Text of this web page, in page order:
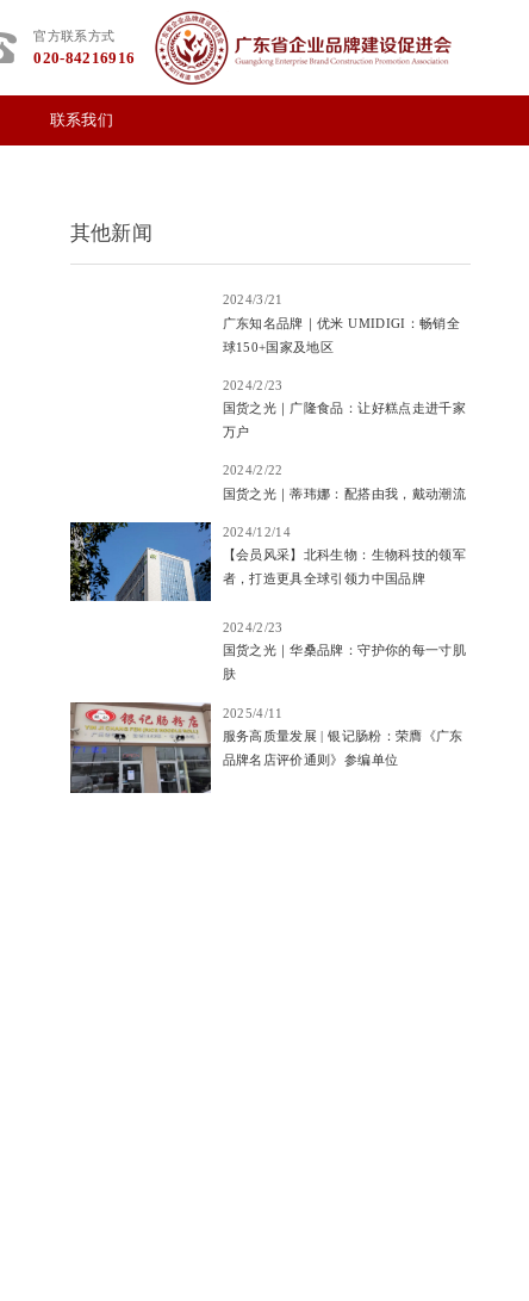
官方联系方式
020-84216916
联系我们
其他新闻
2024/3/21
广东知名品牌｜优米 UMIDIGI：畅销全
球150+国家及地区
2024/2/23
国货之光｜广隆食品：让好糕点走进千家
万户
2024/2/22
国货之光｜蒂玮娜：配搭由我，戴动潮流
2024/12/14
【会员风采】北科生物：生物科技的领军
者，打造更具全球引领力中国品牌
2024/2/23
国货之光｜华桑品牌：守护你的每一寸肌
肤
2025/4/11
服务高质量发展 | 银记肠粉：荣膺《广东
品牌名店评价通则》参编单位